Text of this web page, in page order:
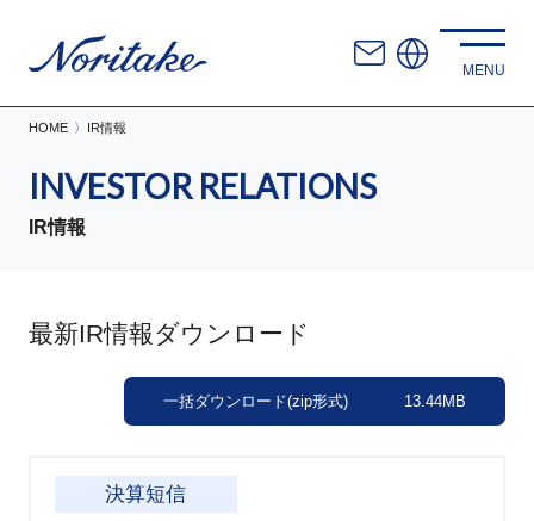
HOME IR情報
INVESTOR RELATIONS
IR情報
最新IR情報ダウンロード
一括ダウンロード(zip形式) 13.44MB
決算短信